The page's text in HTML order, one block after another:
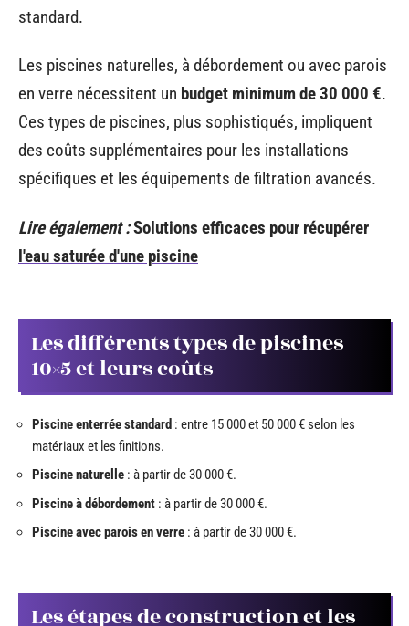
standard.
Les piscines naturelles, à débordement ou avec parois
en verre nécessitent un budget minimum de 30 000 €.
Ces types de piscines, plus sophistiqués, impliquent
des coûts supplémentaires pour les installations
spécifiques et les équipements de filtration avancés.
Lire également :Solutions efficaces pour récupérer
l'eau saturée d'une piscine
Les différents types de piscines
10×5 et leurs coûts
Piscine enterrée standard : entre 15 000 et 50 000 € selon les
matériaux et les finitions.
Piscine naturelle : à partir de 30 000 €.
Piscine à débordement : à partir de 30 000 €.
Piscine avec parois en verre : à partir de 30 000 €.
Les étapes de construction et les